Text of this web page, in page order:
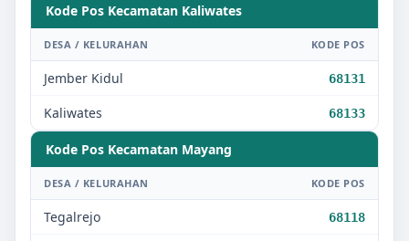
Kode Pos Kecamatan Kaliwates
DESA / KELURAHAN KODE POS
Jember Kidul 68131
Kaliwates 68133
Kode Pos Kecamatan Mayang
DESA / KELURAHAN KODE POS
Tegalrejo 68118